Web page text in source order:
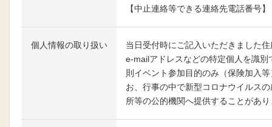
【中止連絡等できる連絡先電話番号】
個人情報の取り扱い
当日受付時にご記入いただきました
e-mailアドレスなどの特定個人を識
則イベント参加目的のみ（保険加入
お、行事の中で新型コロナウイルス
所等の公的機関へ提供することがあ